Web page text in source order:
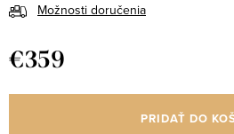
Možnosti doručenia
€359
cena:
PRIDAŤ DO